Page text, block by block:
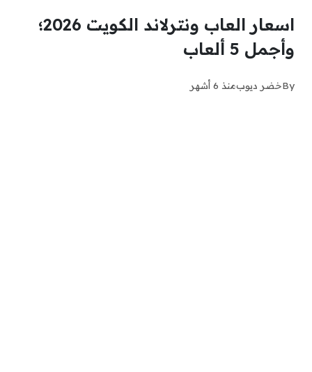
اسعار العاب ونترلاند الكويت 2026؛
وأجمل 5 ألعاب
Byخضر ديوبمنذ 6 أشهر